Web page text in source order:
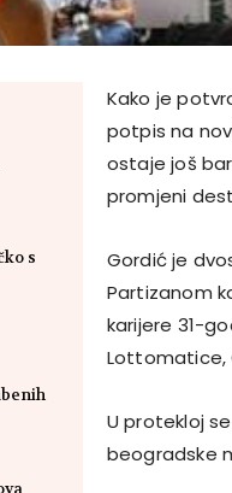
s
Kako je
potpis na
ostaje još
promjeni
Gordić je
Partizanom
karijere 31-
Lottomatice,
U protekloj
beogradske